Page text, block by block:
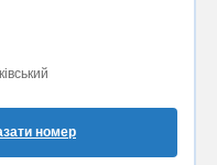
номер